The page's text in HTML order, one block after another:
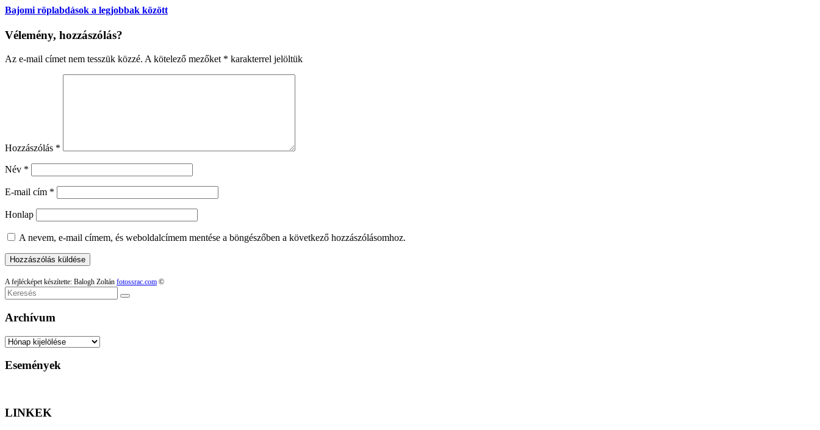
Bajomi röplabdások a legjobbak között
Vélemény, hozzászólás?
Az e-mail címet nem tesszük közzé. A kötelező mezőket * karakterrel jelöltük
Hozzászólás *
Név *
E-mail cím *
Honlap
A nevem, e-mail címem, és weboldalcímem mentése a böngészőben a következő hozzászólásomhoz.
A fejlécképet készítette: Balogh Zoltán fotossrac.com ©
Keresés
Archívum
Archívum
Események
LINKEK